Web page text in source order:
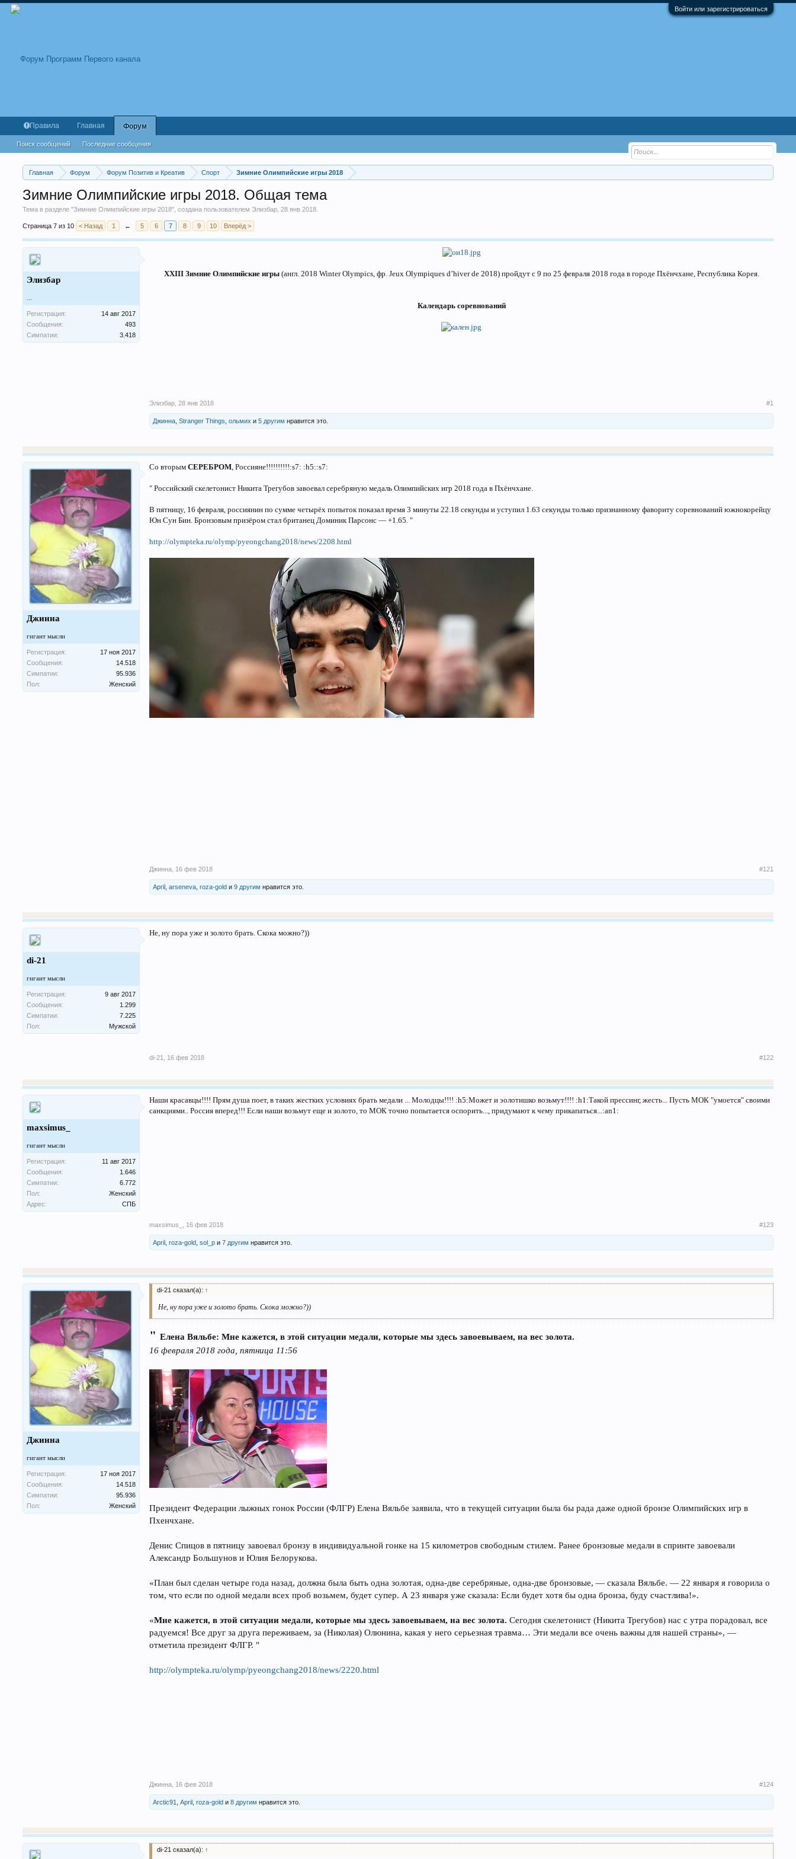
Войти или зарегистрироваться
Главная Форум Форум Позитив и Креатив Спорт Зимние Олимпийские игры 2018
Зимние Олимпийские игры 2018. Общая тема
Тема в разделе "Зимние Олимпийские игры 2018", создана пользователем Элизбар ,28 янв 2018
Страница 7 из 10 < Назад 1 ← 5 6 7 8 9 10 Вперёд >
Элизбар
Регистрация:
14 авг 2017
Сообщения:
493
Симпатии:
3.418
XXIII Зимние Олимпийские игры(англ. 2018 Winter Olympics, фр.Jeux Olympiques d’hiver de 2018) пройдут с 9 по 25 февраля 2018 года в городе Пхёнчхане, Республика Корея.
Календарь соревнований
Элизбар 28 янв 2018 #1
Джинна ,Stranger Things ,ольмих и5 другим нравится это.
Джинна
гигант мысли
Регистрация:
17 ноя 2017
Сообщения:
14.518
Симпатии:
95.936
Пол:
Женский
Со вторымСЕРЕБРОМ, Россияне!!!!!!!!!!:s7: :h5::s7:
" Российский скелетонист Никита Трегубов завоевал серебряную медаль Олимпийских игр 2018 года в Пхёнчхане.
В пятницу, 16 февраля, россиянин по сумме четырёх попыток показал время 3 минуты 22.18 секунды и уступил 1.63 секунды только признанному фавориту соревнований южнокорейцу
Юн Сун Бин. Бронзовым призёром стал британец Доминик Парсонс — +1.65. "
http://olympteka.ru/olymp/pyeongchang2018/news/2208.html
Джинна 16 фев 2018 #121
April ,arseneva ,roza-gold и9 другим нравится это.
di-21
гигант мысли
Регистрация:
9 авг 2017
Сообщения:
1.299
Симпатии:
7.225
Пол:
Мужской
Не, ну пора уже и золото брать. Скока можно?))
di-21 16 фев 2018 #122
maxsimus_
гигант мысли
Регистрация:
11 авг 2017
Сообщения:
1.646
Симпатии:
6.772
Пол:
Женский
Адрес:
СПБ
Наши красавцы!!!! Прям душа поет, в таких жестких условиях брать медали ... Молодцы!!!! :h5:Может и эолотишко возьмут!!!! :h1:Такой прессинг, жесть... Пусть МОК "умоется" своими
санкциями.. Россия вперед!!! Если наши возьмут еще и золото, то МОК точно попытается оспорить..., придумают к чему прикапаться...:an1:
maxsimus_ 16 фев 2018 #123
April ,roza-gold ,sol_p и7 другим нравится это.
Джинна
гигант мысли
Регистрация:
17 ноя 2017
Сообщения:
14.518
Симпатии:
95.936
Пол:
Женский
di-21 сказал(а): ↑
Не, ну пора уже и золото брать. Скока можно?))
"Елена Вяльбе: Мне кажется, в этой ситуации медали, которые мы здесь завоевываем, на вес золота.
16 февраля 2018 года, пятница 11:56
Президент Федерации лыжных гонок России (ФЛГР) Елена Вяльбе заявила, что в текущей ситуации была бы рада даже одной бронзе Олимпийских игр в
Пхенчхане.
Денис Спицов в пятницу завоевал бронзу в индивидуальной гонке на 15 километров свободным стилем. Ранее бронзовые медали в спринте завоевали
Александр Большунов и Юлия Белорукова.
«План был сделан четыре года назад, должна была быть одна золотая, одна-две серебряные, одна-две бронзовые, — сказала Вяльбе. — 22 января я говорила о
том, что если по одной медали всех проб возьмем, будет супер. А 23 января уже сказала: Если будет хотя бы одна бронза, буду счастлива!».
«Мне кажется, в этой ситуации медали, которые мы здесь завоевываем, на вес золота.Сегодня скелетонист (Никита Трегубов) нас с утра порадовал, все
радуемся! Все друг за друга переживаем, за (Николая) Олюнина, какая у него серьезная травма… Эти медали все очень важны для нашей страны», —
отметила президент ФЛГР. "
http://olympteka.ru/olymp/pyeongchang2018/news/2220.html
Джинна 16 фев 2018 #124
Arctic91 ,April ,roza-gold и8 другим нравится это.
di-21 сказал(а): ↑
Правила Главная Форум
Поиск сообщений Последние сообщения